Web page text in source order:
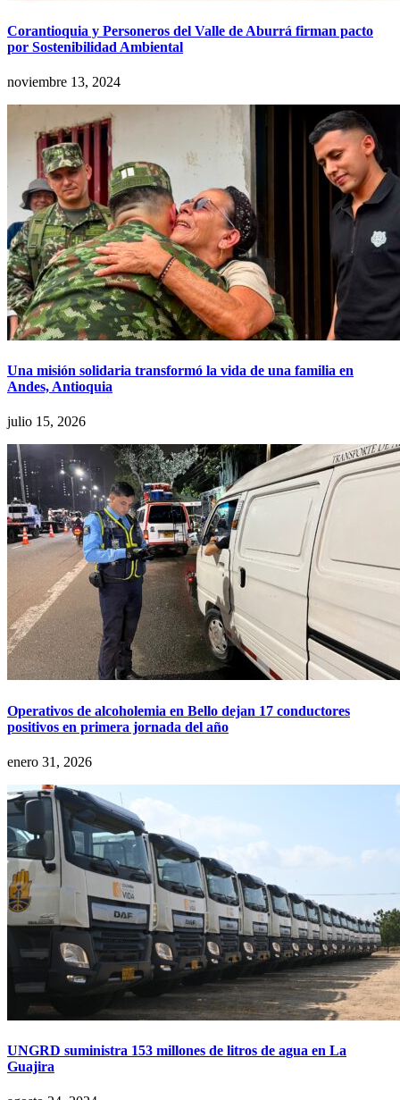
Corantioquia y Personeros del Valle de Aburrá firman pacto
por Sostenibilidad Ambiental
noviembre 13, 2024
Una misión solidaria transformó la vida de una familia en
Andes, Antioquia
julio 15, 2026
Operativos de alcoholemia en Bello dejan 17 conductores
positivos en primera jornada del año
enero 31, 2026
UNGRD suministra 153 millones de litros de agua en La
Guajira